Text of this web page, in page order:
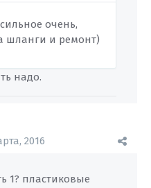
очень,
шланги и ремонт)
надо.
2016
1? пластиковые